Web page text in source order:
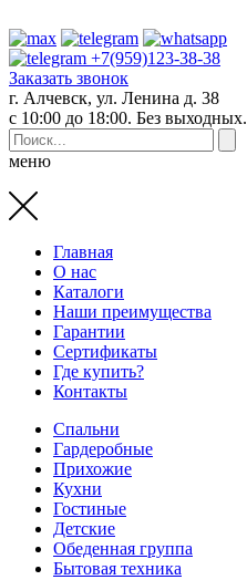
+7(959)123-38-38
Заказать звонок
г. Алчевск, ул. Ленина д. 38
с 10:00 до 18:00. Без выходных.
меню
Главная
О нас
Каталоги
Наши преимущества
Гарантии
Сертификаты
Где купить?
Контакты
Спальни
Гардеробные
Прихожие
Кухни
Гостиные
Детские
Обеденная группа
Бытовая техника